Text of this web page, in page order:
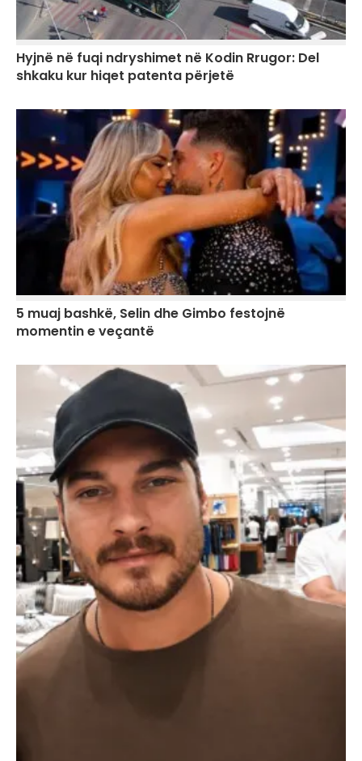
Hyjnë në fuqi ndryshimet në Kodin Rrugor: Del
shkaku kur hiqet patenta përjetë
5 muaj bashkë, Selin dhe Gimbo festojnë
momentin e veçantë